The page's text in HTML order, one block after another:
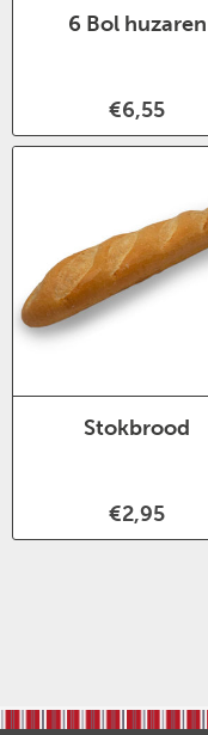
6 Bol huzaren
€6,55
Stokbrood
€2,95